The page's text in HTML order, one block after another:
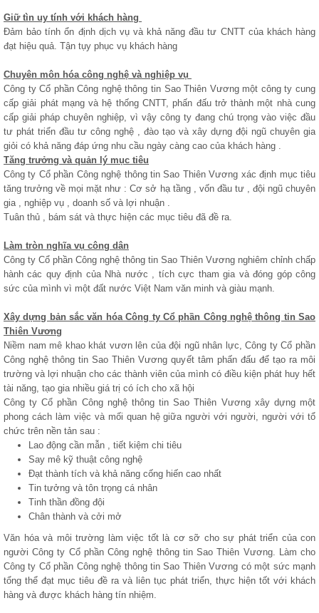
Giữ tìn uy tính với khách hàng
Đảm bảo tính ổn định dịch vụ và khả năng đầu tư CNTT của khách hàng
đạt hiệu quả. Tận tụy phục vụ khách hàng
Chuyên môn hóa công nghệ và nghiệp vụ
Công ty Cổ phần Công nghệ thông tin Sao Thiên Vương một công ty cung
cấp giải phát mạng và hệ thống CNTT, phấn đấu trở thành một nhà cung
cấp giải pháp chuyên nghiệp, vì vậy công ty đang chú trọng vào việc đầu
tư phát triển đầu tư công nghệ , đào tạo và xây dựng đội ngũ chuyên gia
giỏi có khả năng đáp ứng nhu cầu ngày càng cao của khách hàng .
Tăng trưởng và quản lý mục tiêu
Công ty Cổ phần Công nghệ thông tin Sao Thiên Vương xác định mục tiêu
tăng trưởng về mọi mặt như : Cơ sở hạ tầng , vốn đầu tư , đội ngũ chuyên
gia , nghiệp vụ , doanh số và lợi nhuận .
Tuân thủ , bám sát và thực hiện các mục tiêu đã đề ra.
Làm tròn nghĩa vụ công dân
Công ty Cổ phần Công nghệ thông tin Sao Thiên Vương nghiêm chỉnh chấp
hành các quy định của Nhà nước , tích cực tham gia và đóng góp công
sức của mình vì một đất nước Việt Nam văn minh và giàu mạnh.
Xây dựng bản sắc văn hóa Công ty Cổ phần Công nghệ thông tin Sao
Thiên Vương
Niềm nam mê khao khát vươn lên của đội ngũ nhân lực, Công ty Cổ phần
Công nghệ thông tin Sao Thiên Vương quyết tâm phấn đấu để tạo ra môi
trường và lợi nhuận cho các thành viên của mình có điều kiện phát huy hết
tài năng, tạo gia nhiều giá trị có ích cho xã hội
Công ty Cổ phần Công nghệ thông tin Sao Thiên Vương xây dựng một
phong cách làm việc và mối quan hệ giữa người với người, người với tổ
chức trên nền tản sau :
Lao động cần mẫn , tiết kiệm chi tiêu
Say mê kỹ thuật công nghệ
Đạt thành tích và khả năng cống hiến cao nhất
Tin tưởng và tôn trọng cá nhân
Tinh thần đồng đội
Chân thành và cởi mở
Văn hóa và môi trường làm việc tốt là cơ sỡ cho sự phát triển của con
người Công ty Cổ phần Công nghệ thông tin Sao Thiên Vương. Làm cho
Công ty Cổ phần Công nghệ thông tin Sao Thiên Vương có một sức mạnh
tổng thể đạt mục tiêu đề ra và liên tục phát triển, thực hiện tốt với khách
hàng và được khách hàng tín nhiệm.